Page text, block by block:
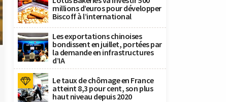
millions d’euros pour développer
Biscoff à l’international
Les exportations chinoises
bondissent en juillet, portées par
la demande en infrastructures
d’IA
Le taux de chômage en France
atteint 8,3 pour cent, son plus
haut niveau depuis 2020